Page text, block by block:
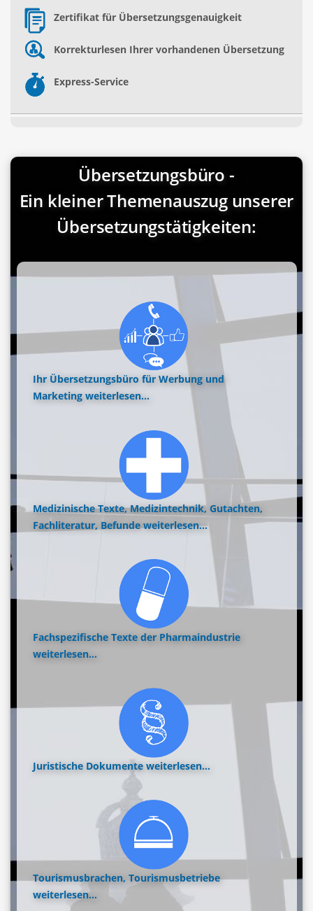
Zertifikat für Übersetzungsgenauigkeit
Korrekturlesen Ihrer vorhandenen Übersetzung
Express-Service
Übersetzungsbüro -
Ein kleiner Themenauszug unserer
Übersetzungstätigkeiten:
Ihr Übersetzungsbüro für Werbung und
Marketing weiterlesen...
Medizinische Texte, Medizintechnik, Gutachten,
Fachliteratur, Befunde weiterlesen...
Fachspezifische Texte der Pharmaindustrie
weiterlesen...
Juristische Dokumente weiterlesen...
Tourismusbrachen, Tourismusbetriebe
weiterlesen...